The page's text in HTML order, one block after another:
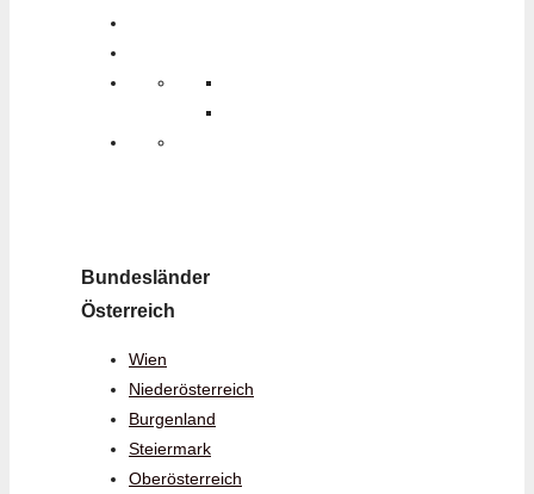
Bundesländer
Österreich
Wien
Niederösterreich
Burgenland
Steiermark
Oberösterreich